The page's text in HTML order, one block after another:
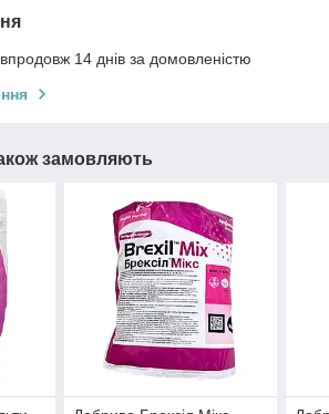
14 днів за домовленістю
замовляють